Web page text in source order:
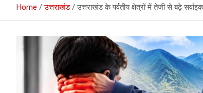
Home उत्तराखंड उत्तराखंड के पर्वतीय क्षेत्रों में तेजी से बढ़े